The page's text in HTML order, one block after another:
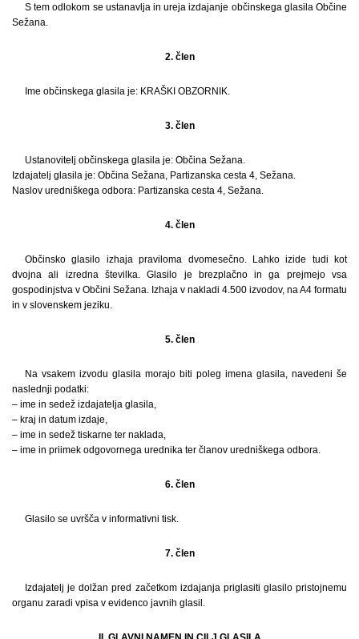
S tem odlokom se ustanavlja in ureja izdajanje občinskega glasila Občine
Sežana.
2. člen
Ime občinskega glasila je: KRAŠKI OBZORNIK.
3. člen
Ustanovitelj občinskega glasila je: Občina Sežana.
Izdajatelj glasila je: Občina Sežana, Partizanska cesta 4, Sežana.
Naslov uredniškega odbora: Partizanska cesta 4, Sežana.
4. člen
Občinsko glasilo izhaja praviloma dvomesečno. Lahko izide tudi kot
dvojna ali izredna številka. Glasilo je brezplačno in ga prejmejo vsa
gospodinjstva v Občini Sežana. Izhaja v nakladi 4.500 izvodov, na A4 formatu
in v slovenskem jeziku.
5. člen
Na vsakem izvodu glasila morajo biti poleg imena glasila, navedeni še
naslednji podatki:
– ime in sedež izdajatelja glasila,
– kraj in datum izdaje,
– ime in sedež tiskarne ter naklada,
– ime in priimek odgovornega urednika ter članov uredniškega odbora.
6. člen
Glasilo se uvršča v informativni tisk.
7. člen
Izdajatelj je dolžan pred začetkom izdajanja priglasiti glasilo pristojnemu
organu zaradi vpisa v evidenco javnih glasil.